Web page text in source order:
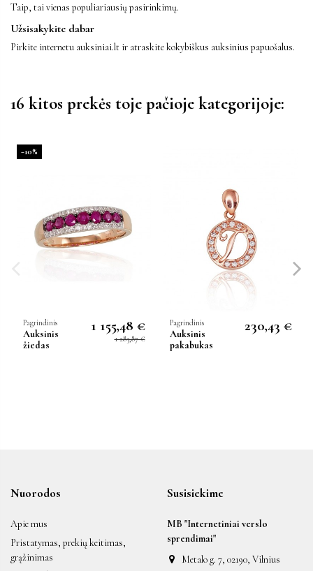
Taip, tai vienas populiariausių pasirinkimų.
Užsisakykite dabar
Pirkite internetu auksiniai.lt ir atraskite kokybiškus auksinius papuošalus.
16 kitos prekės toje pačioje kategorijoje:
−10%
Pagrindinis
Auksinis
žiedas
1 155,48 €
1 283,87 €
Pagrindinis
Auksinis
pakabukas
230,43 €
Nuorodos
Apie mus
Pristatymas, prekių keitimas,
grąžinimas
Susisiekime
MB "Internetiniai verslo
sprendimai"
Metalo g. 7, 02190, Vilnius